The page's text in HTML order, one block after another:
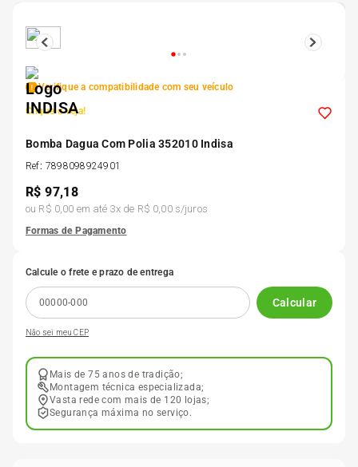
Verifique a compatibilidade com seu veículo
Clique e veja!
Bomba Dagua Com Polia 352010 Indisa
Ref: 7898098924901
R$97,18
ou R$ 0,00 em até 3x de R$ 0,00s/juros
Formas de Pagamento
Calcule o frete e prazo de entrega
Calcular
Não sei meu CEP
Mais de 75 anos de tradição;
Montagem técnica especializada;
Vasta rede com mais de 120 lojas;
Segurança máxima no serviço.
5º
7
8º 195 55r15
9º 175 65 14